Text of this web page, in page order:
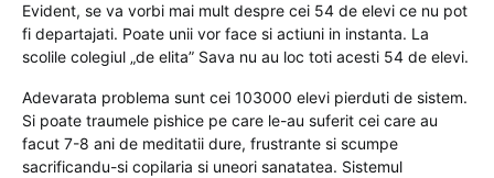
Evident, se va vorbi mai mult despre cei 54 de elevi ce nu pot
fi departajati. Poate unii vor face si actiuni in instanta. La
scolile colegiul „de elita” Sava nu au loc toti acesti 54 de elevi.
Adevarata problema sunt cei 103000 elevi pierduti de sistem.
Si poate traumele pishice pe care le-au suferit cei care au
facut 7-8 ani de meditatii dure, frustrante si scumpe
sacrificandu-si copilaria si uneori sanatatea. Sistemul